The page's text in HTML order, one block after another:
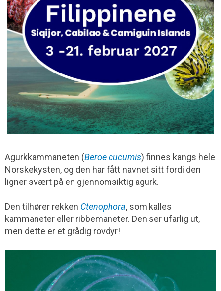
Agurkkammaneten (Beroe cucumis) finnes kangs hele
Norskekysten, og den har fått navnet sitt fordi den
ligner svært på en gjennomsiktig agurk.
Den tilhører rekken Ctenophora, som kalles
kammaneter eller ribbemaneter. Den ser ufarlig ut,
men dette er et grådig rovdyr!